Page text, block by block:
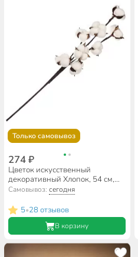
Только самовывоз
274 ₽
Цветок искусственный
декоративный Хлопок, 54 см,
Y4-7936
Самовывоз:сегодня
5•28 отзывов
В корзину